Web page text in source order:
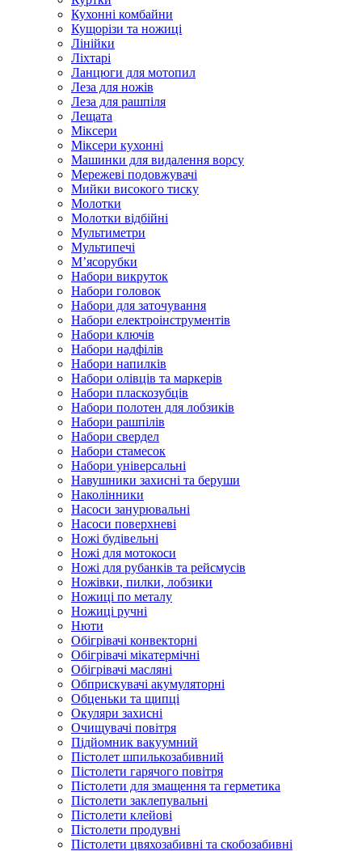
Кухонні комбайни
Кущорізи та ножиці
Лінійки
Ліхтарі
Ланцюги для мотопил
Леза для ножів
Леза для рашпіля
Лещата
Міксери
Міксери кухонні
Машинки для видалення ворсу
Мережеві подовжувачі
Мийки високого тиску
Молотки
Молотки відбійні
Мультиметри
Мультипечі
М’ясорубки
Набори викруток
Набори головок
Набори для заточування
Набори електроінструментів
Набори ключів
Набори надфілів
Набори напилків
Набори олівців та маркерів
Набори пласкозубців
Набори полотен для лобзиків
Набори рашпілів
Набори свердел
Набори стамесок
Набори універсальні
Навушники захисні та беруши
Наколінники
Насоси занурювальні
Насоси поверхневі
Ножі будівельні
Ножі для мотокоси
Ножі для рубанків та рейсмусів
Ножівки, пилки, лобзики
Ножиці по металу
Ножиці ручні
Нюти
Обігрівачі конвекторні
Обігрівачі мікатермічні
Обігрівачі масляні
Обприскувачі акумуляторні
Обценьки та щипці
Окуляри захисні
Очищувачі повітря
Підйомник вакуумний
Пістолет шпилькозабивний
Пістолети гарячого повітря
Пістолети для змащення та герметика
Пістолети заклепувальні
Пістолети клейові
Пістолети продувні
Пістолети цвяхозабивні та скобозабивні